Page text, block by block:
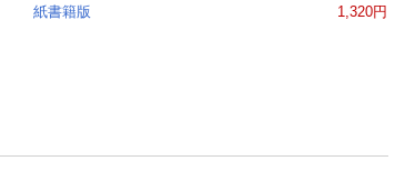
紙書籍版 1,320円